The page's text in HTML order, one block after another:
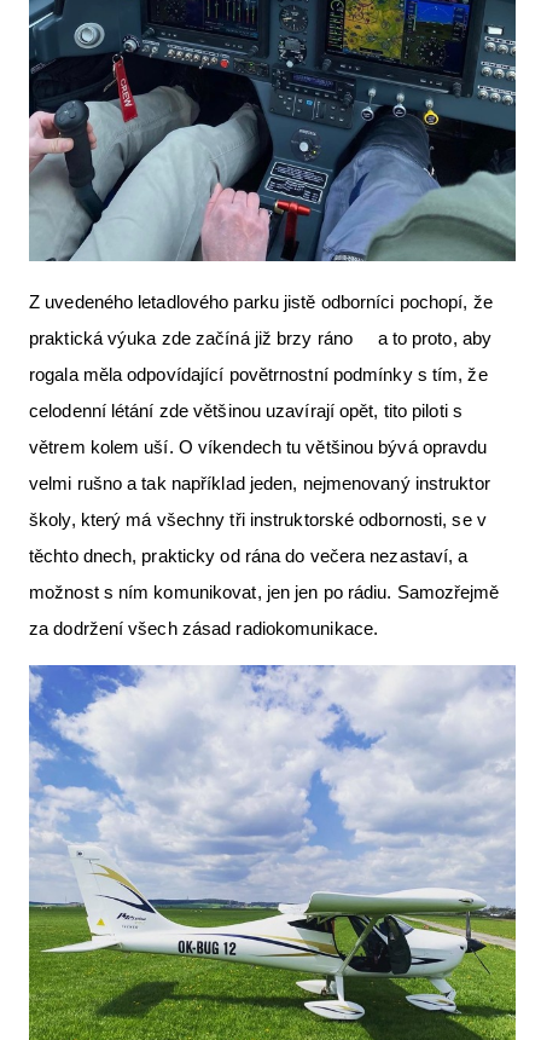
Z uvedeného letadlového parku jistě odborníci pochopí, že
praktická výuka zde začíná již brzy ráno a to proto, aby
rogala měla odpovídající povětrnostní podmínky s tím, že
celodenní létání zde většinou uzavírají opět, tito piloti s
větrem kolem uší. O víkendech tu většinou bývá opravdu
velmi rušno a tak například jeden, nejmenovaný instruktor
školy, který má všechny tři instruktorské odbornosti, se v
těchto dnech, prakticky od rána do večera nezastaví, a
možnost s ním komunikovat, jen jen po rádiu. Samozřejmě
za dodržení všech zásad radiokomunikace.